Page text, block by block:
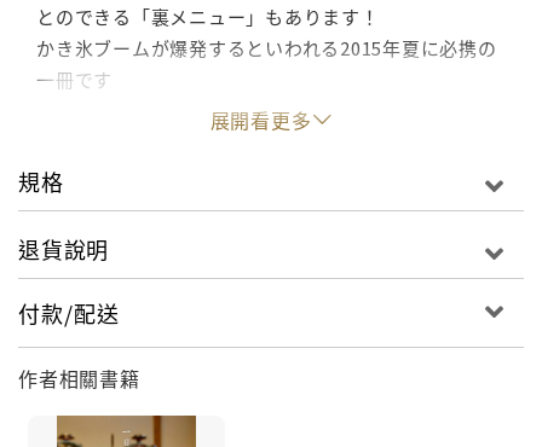
とのできる「裏メニュー」もあります！
かき氷ブームが爆発するといわれる2015年夏に必携の
一冊です
展開看更多
規格
退貨說明
付款/配送
作者相關書籍